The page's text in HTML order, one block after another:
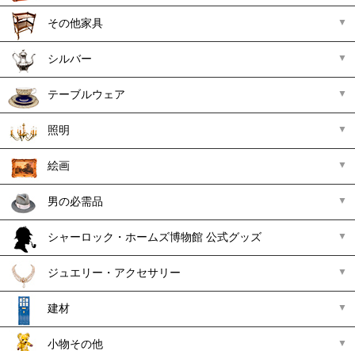
その他家具
シルバー
テーブルウェア
照明
絵画
男の必需品
シャーロック・ホームズ博物館 公式グッズ
ジュエリー・アクセサリー
建材
小物その他